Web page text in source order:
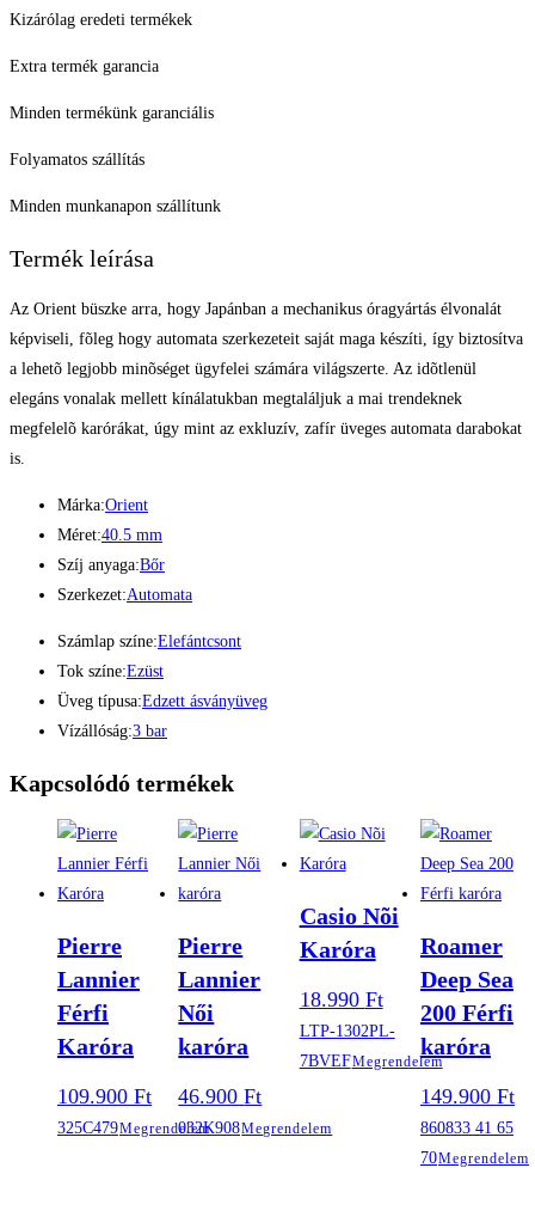
Kizárólag eredeti termékek
Extra termék garancia
Minden termékünk garanciális
Folyamatos szállítás
Minden munkanapon szállítunk
Termék leírása
Az Orient büszke arra, hogy Japánban a mechanikus óragyártás élvonalát
képviseli, fõleg hogy automata szerkezeteit saját maga készíti, így biztosítva
a lehetõ legjobb minõséget ügyfelei számára világszerte. Az idõtlenül
elegáns vonalak mellett kínálatukban megtaláljuk a mai trendeknek
megfelelõ karórákat, úgy mint az exkluzív, zafír üveges automata darabokat
is.
Márka:Orient
Méret:40.5 mm
Szíj anyaga:Bőr
Szerkezet:Automata
Számlap színe:Elefántcsont
Tok színe:Ezüst
Üveg típusa:Edzett ásványüveg
Vízállóság:3 bar
Kapcsolódó termékek
Pierre
Lannier
Férfi
Karóra
109.900 Ft
325C479Megrendelem
Pierre
Lannier
Női
karóra
46.900Ft
032K908Megrendelem
Casio Nõi
Karóra
18.990 Ft
LTP-1302PL-
7BVEFMegrendelem
Roamer
Deep Sea
200 Férfi
karóra
149.900 Ft
860833 41 65
70Megrendelem